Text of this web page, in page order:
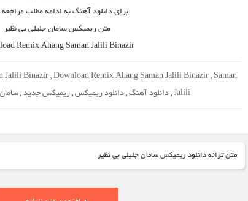
برای دانلود آهنگ به ادامه مطلب مراجعه
متنریمیکس سامان جلیلی بی نظیر
Remix Ahang Saman Jalili Binazir
Jalili Binazir, Download Remix Ahang Saman Jalili Binazir, Saman
Jalili
,دانلود آهنگ ,دانلود ریمیکس ,ریمیکس جدید ,
متن ترانه دانلود ریمیکس سامان جلیلی بی نظیر